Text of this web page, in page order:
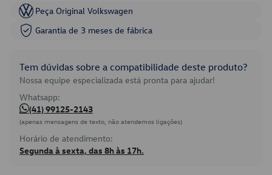
Peça Original Volkswagen
Garantia de 3 meses de fábrica
Tem dúvidas sobre a compatibilidade deste produto?
Nossa equipe especializada está pronta para ajudar!
Whatsapp:
(41) 99125-2143
(apenas mensagens de texto, não atendemos ligações)
Horário de atendimento:
Segunda à sexta, das 8h às 17h.